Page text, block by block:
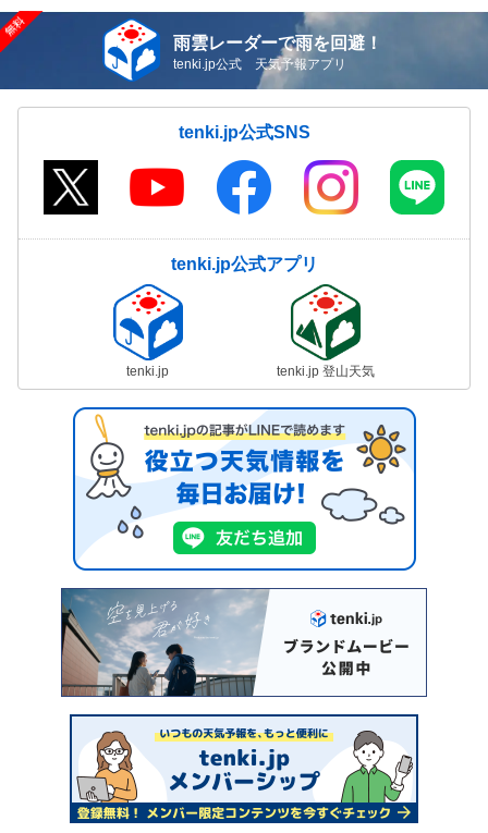
雨雲レーダーで雨を回避！
tenki.jp公式 天気予報アプリ
tenki.jp公式SNS
tenki.jp公式アプリ
tenki.jp tenki.jp 登山天気